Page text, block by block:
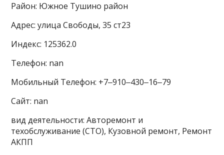
Район: Южное Тушино район
Адрес: улица Свободы, 35 ст23
Индекс: 125362.0
Телефон: nan
Мобильный Телефон: +7‒910‒430‒16‒79
Сайт: nan
вид деятельности: Авторемонт и
техобслуживание (СТО), Кузовной ремонт, Ремонт
АКПП